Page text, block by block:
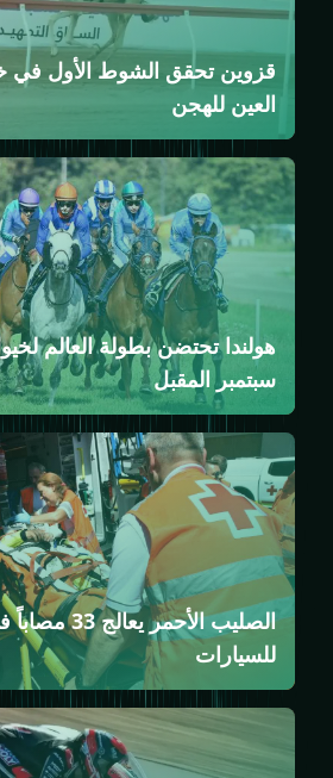
قزوين تحقق الشوط الأول في
العين للهجن
هولندا تحتضن بطولة العالم
سبتمبر المقبل
الصليب الأحمر
للسيارات